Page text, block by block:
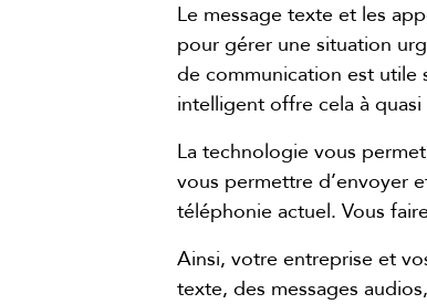
Le message texte et les
pour gérer une situation
de communication est utile
intelligent offre cela à
La technologie vous
vous permettre d’envoyer
téléphonie actuel. Vous
Ainsi, votre entreprise et
texte, des messages